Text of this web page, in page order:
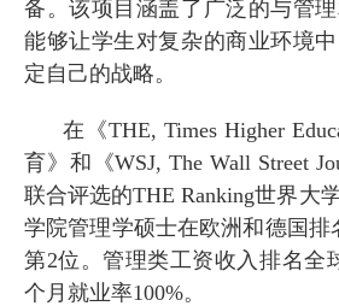
备。该项目涵盖了广泛的与管
能够让学生对复杂的商业环境
定自己的战略。
在《THE, Times Higher
育》和《WSJ, The Wall Street
联合评选的THE Ranking世界大
学院管理学硕士在欧洲和德国排
第2位。管理类工资收入排名全
个月就业率100%。